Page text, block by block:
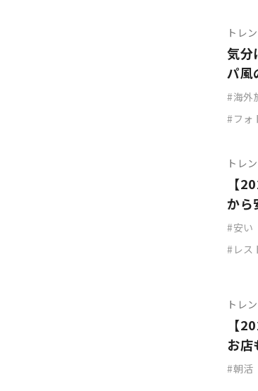
トレ
気分
パ風
海外
フォ
トレ
【
から
安い
レス
トレ
【
お店
朝活